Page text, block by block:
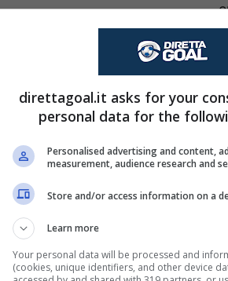
82'
Lobotka esce ed
entra Billy Gilmour.
direttagoal.it asks for your
personal data for the
Personalised advertising and content,
measurement, audience research and
Store and/or access information on a
Learn more
Your personal data will be processed and
(cookies, unique identifiers, and other device